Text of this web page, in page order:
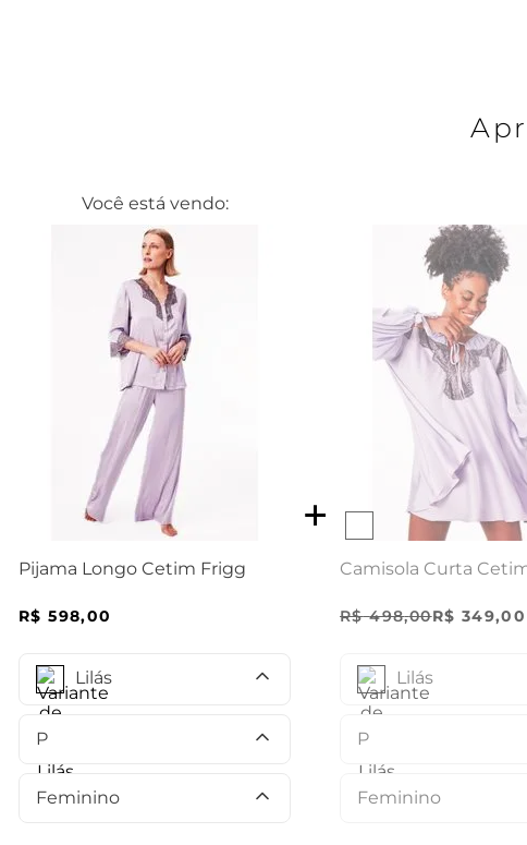
Você está vendo:
Pijama Longo Cetim Frigg
R$ 598,00
Lilás
P
Feminino
Camisola Curta
R$ 498,00R$ 349,00
Lilás
P
Feminino